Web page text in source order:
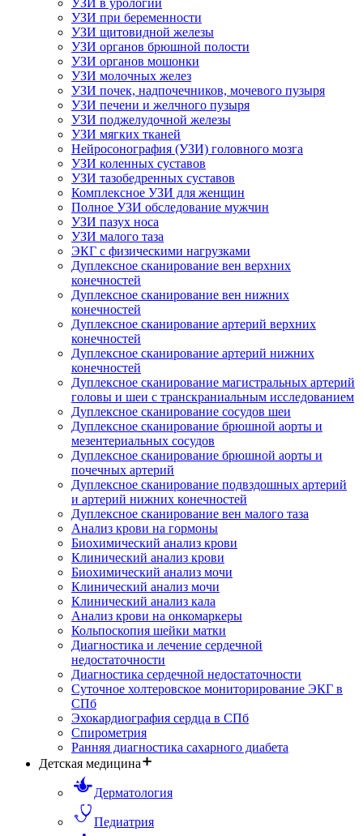
УЗИ в урологии
УЗИ при беременности
УЗИ щитовидной железы
УЗИ органов брюшной полости
УЗИ органов мошонки
УЗИ молочных желез
УЗИ почек, надпочечников, мочевого пузыря
УЗИ печени и желчного пузыря
УЗИ поджелудочной железы
УЗИ мягких тканей
Нейросонография (УЗИ) головного мозга
УЗИ коленных суставов
УЗИ тазобедренных суставов
Комплексное УЗИ для женщин
Полное УЗИ обследование мужчин
УЗИ пазух носа
УЗИ малого таза
ЭКГ с физическими нагрузками
Дуплексное сканирование вен верхних
конечностей
Дуплексное сканирование вен нижних
конечностей
Дуплексное сканирование артерий верхних
конечностей
Дуплексное сканирование артерий нижних
конечностей
Дуплексное сканирование магистральных артерий
головы и шеи с транскраниальным исследованием
Дуплексное сканирование сосудов шеи
Дуплексное сканирование брюшной аорты и
мезентериальных сосудов
Дуплексное сканирование брюшной аорты и
почечных артерий
Дуплексное сканирование подвздошных артерий
и артерий нижних конечностей
Дуплексное сканирование вен малого таза
Анализ крови на гормоны
Биохимический анализ крови
Клинический анализ крови
Биохимический анализ мочи
Клинический анализ мочи
Клинический анализ кала
Анализ крови на онкомаркеры
Кольпоскопия шейки матки
Диагностика и лечение сердечной
недостаточности
Диагностика сердечной недостаточности
Суточное холтеровское мониторирование ЭКГ в
СПб
Эхокардиография сердца в СПб
Спирометрия
Ранняя диагностика сахарного диабета
Детская медицина
Дерматология
Педиатрия